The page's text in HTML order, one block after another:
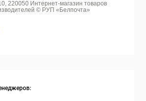
220050 Интернет-магазин товаров
© РУП «Белпочта»